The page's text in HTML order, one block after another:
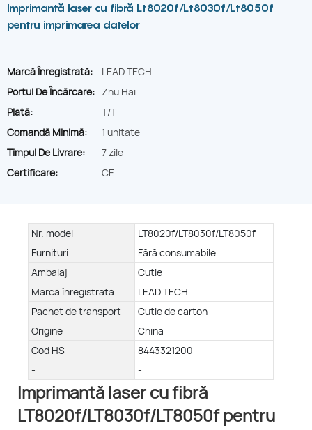
Imprimantă laser cu fibră Lt8020f/Lt8030f/Lt8050f
pentru imprimarea datelor
Marcă Înregistrată:
LEAD TECH
Portul De Încărcare: Zhu Hai
Plată:
T/T
Comandă Minimă:
1 unitate
Timpul De Livrare:
7 zile
Certificare:
CE
Nr. model
LT8020f/LT8030f/LT8050f
Furnituri
Fără consumabile
Ambalaj
Cutie
Marcă înregistrată
LEAD TECH
Pachet de transport
Cutie de carton
Origine
China
Cod HS
8443321200
-
-
Imprimantă laser cu fibră
LT8020f/LT8030f/LT8050f pentru